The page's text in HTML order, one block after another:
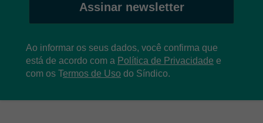
Assinar newsletter
Ao informar os seus dados, você confirma que
está de acordo com a Política de Privacidade e
com os Termos de Uso do Síndico.